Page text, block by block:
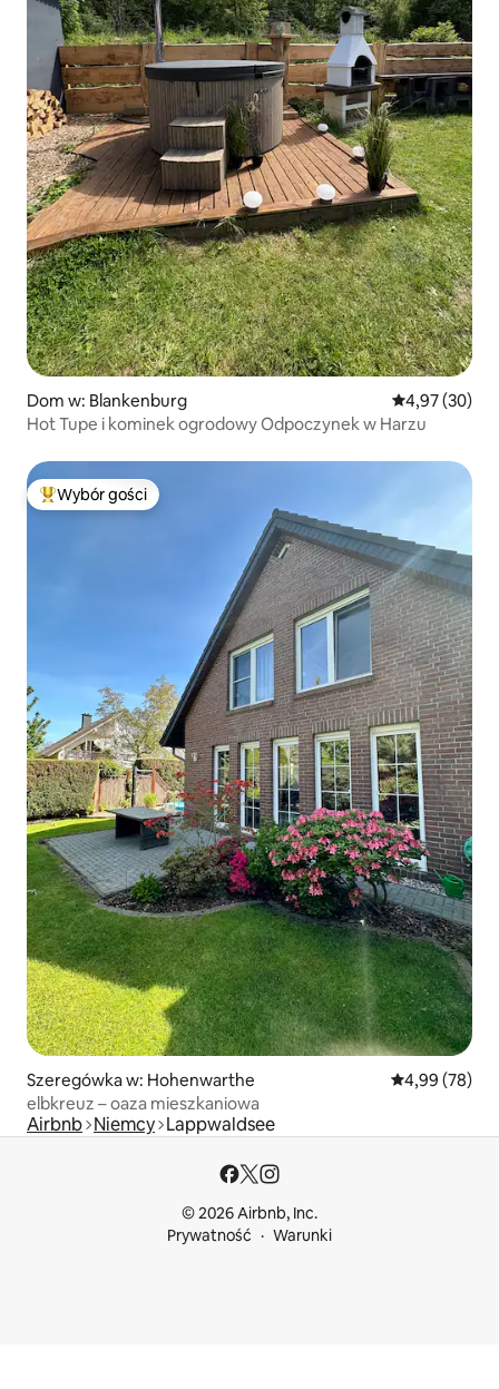
Dom w: Blankenburg Średnia
4,97 (30)
Hot Tupe i kominek ogrodowy Odpoczynek w Harzu
Najpopularniejsze z kategorii Wybór gości
Wybór gości
Szeregówka w: Hohenwarthe Średnia
4,99 (78)
elbkreuz – oaza mieszkaniowa
Airbnb Niemcy Lappwaldsee
© 2026 Airbnb, Inc.
Prywatność
Warunki